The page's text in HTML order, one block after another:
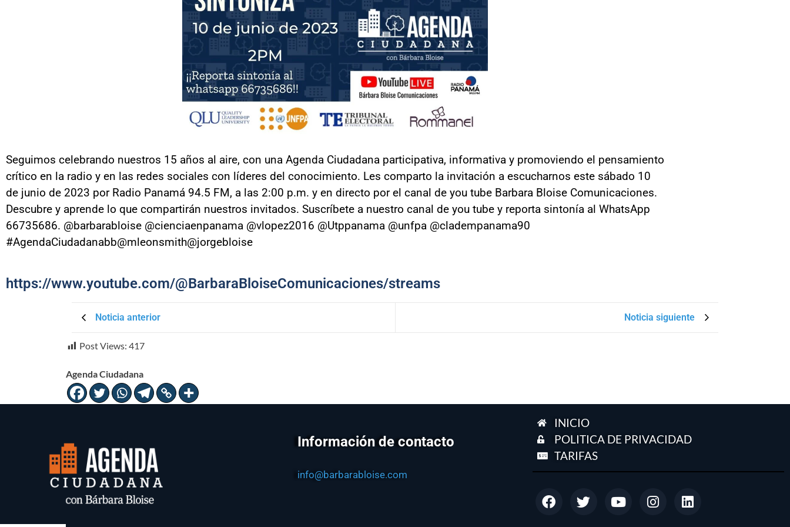
Seguimos celebrando nuestros 15 años al aire, con una Agenda Ciudadana participativa, informativa y promoviendo el pensamiento
crítico en la radio y en las redes sociales con líderes del conocimiento. Les comparto la invitación a escucharnos este sábado 10
de junio de 2023 por Radio Panamá 94.5 FM, a las 2:00 p.m. y en directo por el canal de you tube Barbara Bloise Comunicaciones.
Descubre y aprende lo que compartirán nuestros invitados. Suscríbete a nuestro canal de you tube y reporta sintonía al WhatsApp
66735686. @barbarabloise @cienciaenpanama @vlopez2016 @Utppanama @unfpa @cladempanama90
#AgendaCiudadanabb@mleonsmith@jorgebloise
https://www.youtube.com/@BarbaraBloiseComunicaciones/streams
Noticia anterior Noticia siguiente
Post Views: 417
Agenda Ciudadana
Información de contacto
info@barbarabloise.com
INICIO
POLITICA DE PRIVACIDAD
TARIFAS